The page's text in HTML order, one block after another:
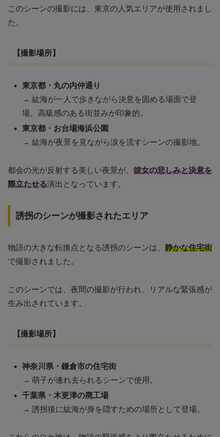
このシーンの撮影には、東京の人気エリアが使用されまし
た。
【撮影場所】
東京都・丸の内仲通り
→ 紘海が一人で歩きながら決意を固める場面で登
場。高級感のある街並みが印象的。
東京都・お台場海浜公園
→ 紘海が夜景を見ながら涙を流すシーンの撮影地。
都会の光が反射する美しい夜景が、 彼女の悲しみと決意を
際立たせる演出となっています。
誘拐のシーンが撮影されたエリア
物語の大きな転換点となる誘拐のシーンは、 静かな住宅街
で撮影されました。
このシーンでは、夜間の撮影が行われ、リアルな緊張感が
生み出されています。
【撮影場所】
神奈川県・鎌倉市の住宅街
→ 萌子が連れ去られるシーンで使用。
千葉県・木更津の廃工場
→ 誘拐後に紘海が身を隠すための場所として登場。